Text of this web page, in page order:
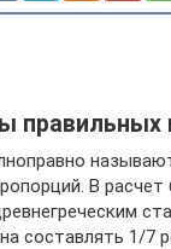
правильных
В
составлять 1/7